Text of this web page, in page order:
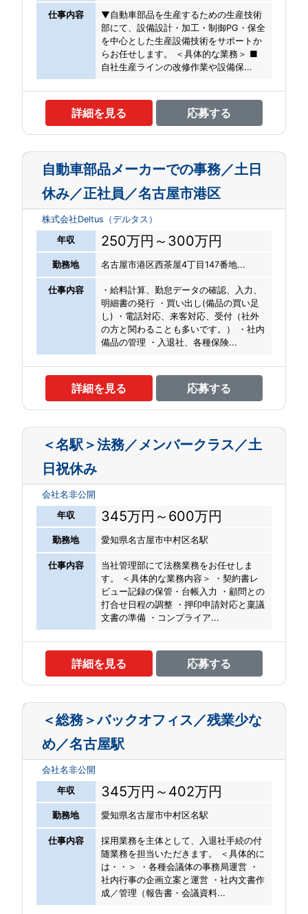
仕事内容
▼自動車部品を生産するための生産技術
部にて、設備設計・加工・制御PG・保全
を中心とした生産設備技術をサポートか
らお任せします。 ＜具体的な業務＞ ■
自社生産ラインの改修作業や設備保...
詳細を見る 応募する
自動車部品メーカーでの事務／土日
休み／正社員／名古屋市港区
株式会社Deltus（デルタス）
年収
250万円～300万円
勤務地 名古屋市港区西茶屋4丁目147番地...
仕事内容
・給料計算、勤怠データの確認、入力、
明細書の発行 ・買い出し(備品の買い足
し) ・電話対応、来客対応、受付（社外
の方と関わることも多いです。） ・社内
備品の管理 ・入退社、各種保険...
詳細を見る 応募する
＜名駅＞法務／メンバークラス／土
日祝休み
会社名非公開
年収
345万円～600万円
勤務地 愛知県名古屋市中村区名駅
仕事内容
当社管理部にて法務業務をお任せしま
す。 ＜具体的な業務内容＞ ・契約書レ
ビュー記録の保管・台帳入力 ・顧問との
打合せ日程の調整 ・押印申請対応と稟議
文書の準備 ・コンプライア...
詳細を見る 応募する
＜総務＞バックオフィス／残業少な
め／名古屋駅
会社名非公開
年収
345万円～402万円
勤務地 愛知県名古屋市中村区名駅
仕事内容
採用業務を主体として、入退社手続の付
随業務を担当いただきます。 ＜具体的に
は・・＞ ・各種会議体の事務局運営 ・
社内行事の企画立案と運営 ・社内文書作
成／管理（報告書・会議資料...